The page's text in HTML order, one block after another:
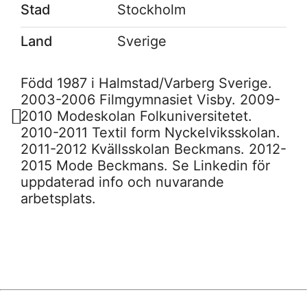
Stad
Stockholm
Land
Sverige
Född 1987 i Halmstad/Varberg Sverige.
2003-2006 Filmgymnasiet Visby. 2009-
2010 Modeskolan Folkuniversitetet.
2010-2011 Textil form Nyckelviksskolan.
2011-2012 Kvällsskolan Beckmans. 2012-
2015 Mode Beckmans. Se Linkedin för
uppdaterad info och nuvarande
arbetsplats.